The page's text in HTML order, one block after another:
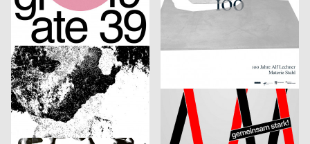
Confoederatio
1. Mai 2025
Studio Speranza
2025
Elian Zeitel + Itakiry
From Letter to Gesture
Johnson / Kingston CH
2025
Fumetto Comic Festival 2025
2025
30 Jahre Haus Schwarzenberg
Samuel Weidmann CH
FÜR ALLE (statt wenige)
Benoît Brun
2025
ECAL Open Day 2025